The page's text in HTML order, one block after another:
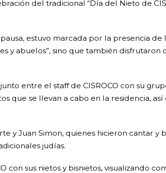
del tradicional “Día del Nieto de
estuvo marcada por la presencia de
y abuelos”, sino que también
entre el staff de CISROCO con su
que se llevan a cabo en la residencia,
y Juan Simon, quienes hicieron cantar y
judías.
con sus nietos y bisnietos, visualizando